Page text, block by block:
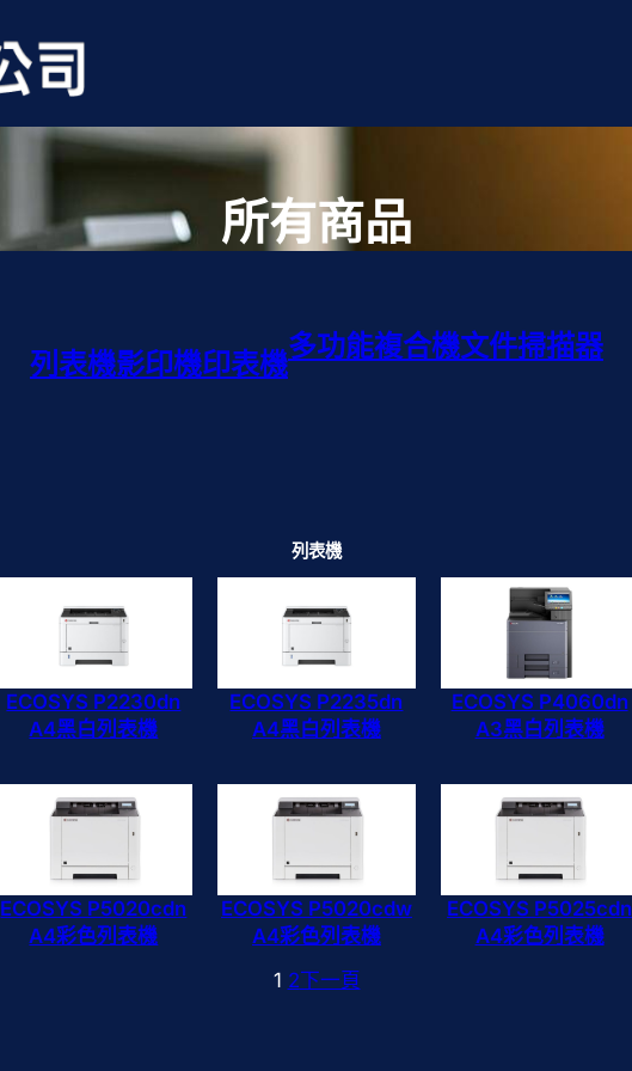
所有商品
列表機影印機印表機
多功能複合機文件掃描器
列表機
ECOSYS P2230dn
A4黑白列表機
ECOSYS P2235dn
A4黑白列表機
ECOSYS P4060dn
A3黑白列表機
ECOSYS P5020cdn
A4彩色列表機
ECOSYS P5020cdw
A4彩色列表機
ECOSYS P5025cdn
A4彩色列表機
1 2下一頁